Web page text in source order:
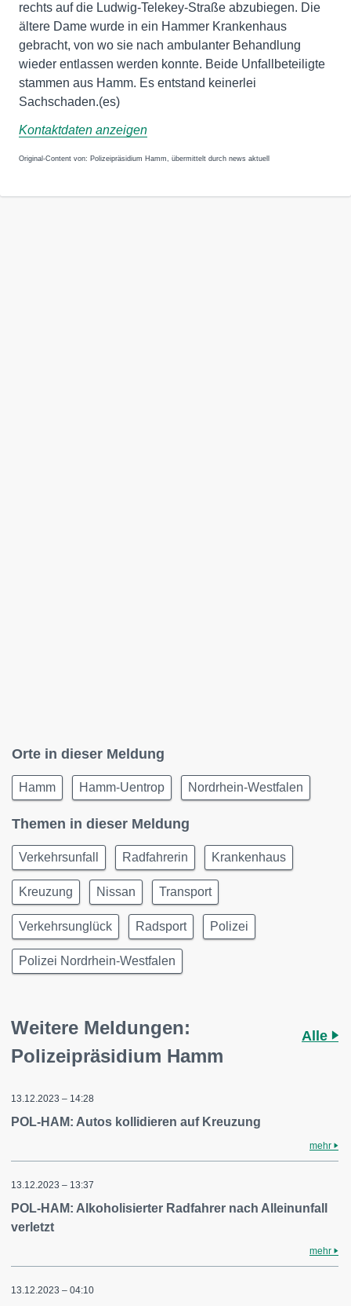
rechts auf die Ludwig-Telekey-Straße abzubiegen. Die
ältere Dame wurde in ein Hammer Krankenhaus
gebracht, von wo sie nach ambulanter Behandlung
wieder entlassen werden konnte. Beide Unfallbeteiligte
stammen aus Hamm. Es entstand keinerlei
Sachschaden.(es)
Kontaktdaten anzeigen
Original-Content von: Polizeipräsidium Hamm, übermittelt durch news aktuell
Orte in dieser Meldung
Hamm Hamm-Uentrop Nordrhein-Westfalen
Themen in dieser Meldung
Verkehrsunfall Radfahrerin Krankenhaus
Kreuzung Nissan Transport
Verkehrsunglück Radsport Polizei
Polizei Nordrhein-Westfalen
Weitere Meldungen:
Polizeipräsidium Hamm
Alle
13.12.2023 – 14:28
POL-HAM: Autos kollidieren auf Kreuzung
mehr
13.12.2023 – 13:37
POL-HAM: Alkoholisierter Radfahrer nach Alleinunfall
verletzt
mehr
13.12.2023 – 04:10